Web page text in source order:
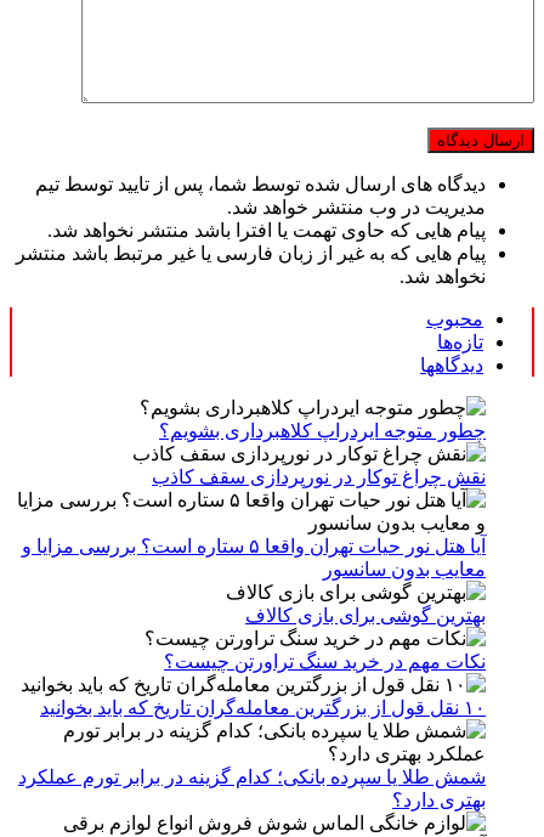
دیدگاه های ارسال شده توسط شما، پس از تایید توسط تیم
مدیریت در وب منتشر خواهد شد.
پیام هایی که حاوی تهمت یا افترا باشد منتشر نخواهد شد.
پیام هایی که به غیر از زبان فارسی یا غیر مرتبط باشد منتشر
نخواهد شد.
محبوب
تازه‌ها
دیدگاهها
چطور متوجه ایردراپ کلاهبرداری بشویم؟
نقش چراغ توکار در نورپردازی سقف کاذب
آیا هتل نور حیات تهران واقعا ۵ ستاره است؟ بررسی مزایا و
معایب بدون سانسور
بهترین گوشی برای بازی کالاف
نکات مهم در خرید سنگ تراورتن چیست؟
۱۰ نقل قول از بزرگترین معامله‌گران تاریخ که باید بخوانید
شمش طلا یا سپرده بانکی؛ کدام گزینه در برابر تورم عملکرد
بهتری دارد؟